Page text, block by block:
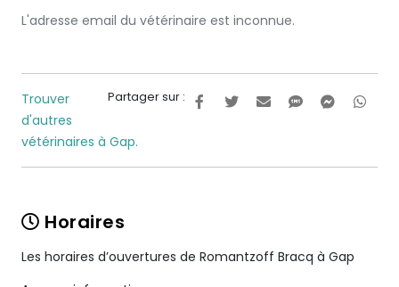
L'adresse email du vétérinaire est inconnue.
Partager sur :
Trouver
d'autres
vétérinaires à Gap.
Horaires
Les horaires d’ouvertures de Romantzoff Bracq à Gap